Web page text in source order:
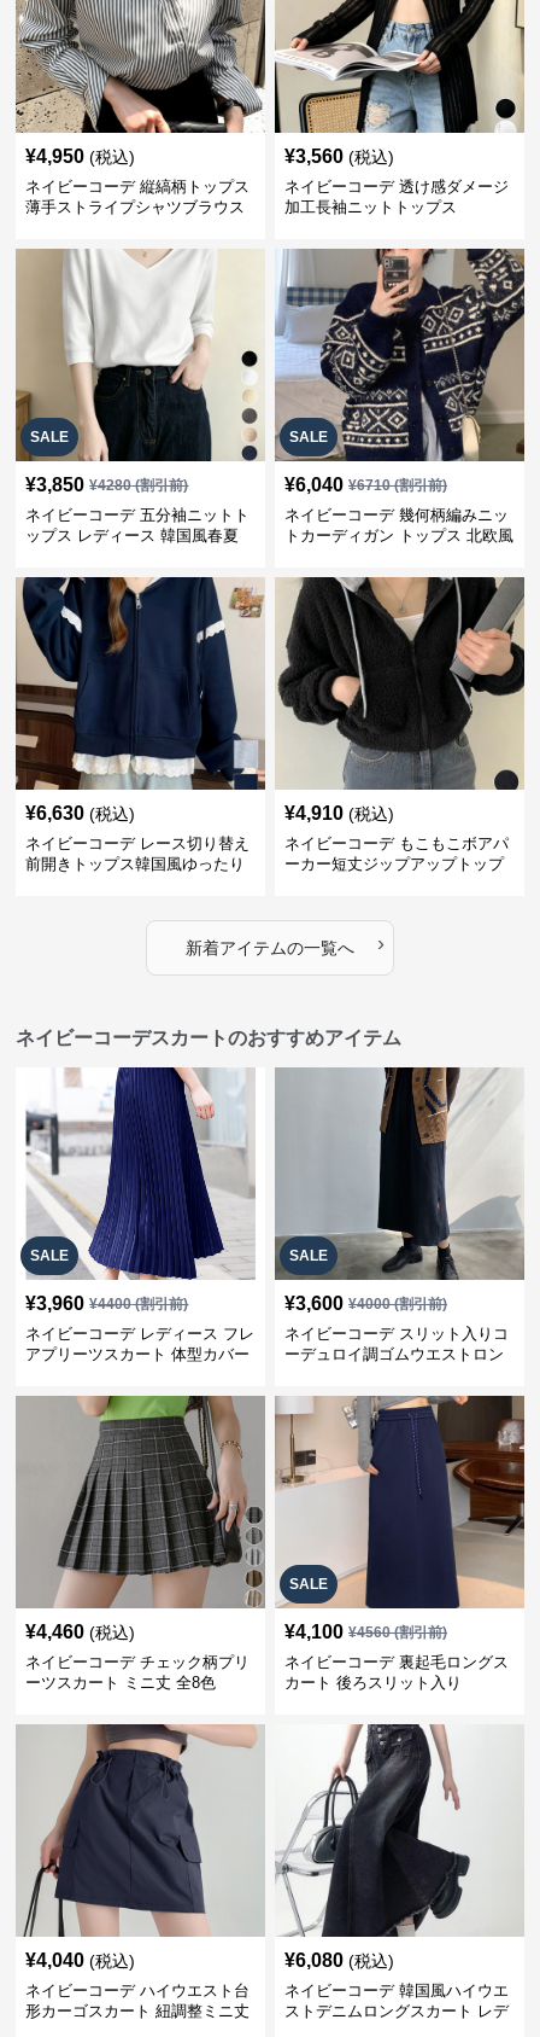
¥4,950 (税込)
ネイビーコーデ 縦縞柄トップス
薄手ストライプシャツブラウス
¥3,560 (税込)
ネイビーコーデ 透け感ダメージ
加工長袖ニットトップス
SALE
¥3,850 ¥4280(割引前)
ネイビーコーデ 五分袖ニットト
ップス レディース 韓国風春夏
SALE
¥6,040 ¥6710(割引前)
ネイビーコーデ 幾何柄編みニッ
トカーディガン トップス 北欧風
¥6,630 (税込)
ネイビーコーデ レース切り替え
前開きトップス韓国風ゆったり
¥4,910 (税込)
ネイビーコーデ もこもこボアパ
ーカー短丈ジップアップトップ
新着アイテムの一覧へ ›
ネイビーコーデスカートのおすすめアイテム
SALE
¥3,960 ¥4400(割引前)
ネイビーコーデ レディース フレ
アプリーツスカート 体型カバー
ト
SALE
¥3,600 ¥4000(割引前)
ネイビーコーデ スリット入りコ
ーデュロイ調ゴムウエストロン
¥4,460 (税込)
ネイビーコーデ チェック柄プリ
ーツスカート ミニ丈 全8色
SALE
¥4,100 ¥4560(割引前)
ネイビーコーデ 裏起毛ロングス
カート 後ろスリット入り
¥4,040 (税込)
ネイビーコーデ ハイウエスト台
形カーゴスカート 紐調整ミニ丈
¥6,080 (税込)
ネイビーコーデ 韓国風ハイウエ
ストデニムロングスカート レデ